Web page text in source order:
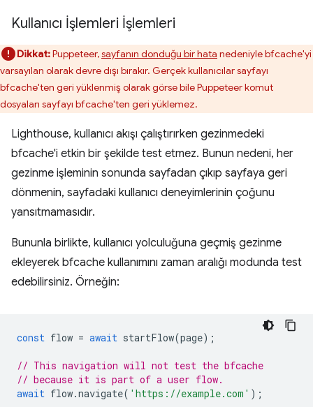
Kullanıcı İşlemleri İşlemleri
Dikkat:Puppeteer,sayfanın donduğu bir hata nedeniyle bfcache'yi
varsayılan olarak devre dışı bırakır. Gerçek kullanıcılar sayfayı
bfcache'ten geri yüklenmiş olarak görse bile Puppeteer komut
dosyaları sayfayı bfcache'ten geri yüklemez.
Lighthouse, kullanıcı akışı çalıştırırken gezinmedeki
bfcache'i etkin bir şekilde test etmez. Bunun nedeni, her
gezinme işleminin sonunda sayfadan çıkıp sayfaya geri
dönmenin, sayfadaki kullanıcı deneyimlerinin çoğunu
yansıtmamasıdır.
Bununla birlikte, kullanıcı yolculuğuna geçmiş gezinme
ekleyerek bfcache kullanımını zaman aralığı modunda test
edebilirsiniz. Örneğin:
const flow = await startFlow(page);
// This navigation will not test the bfcache
// because it is part of a user flow.
await flow.navigate( 'https://example.com' );